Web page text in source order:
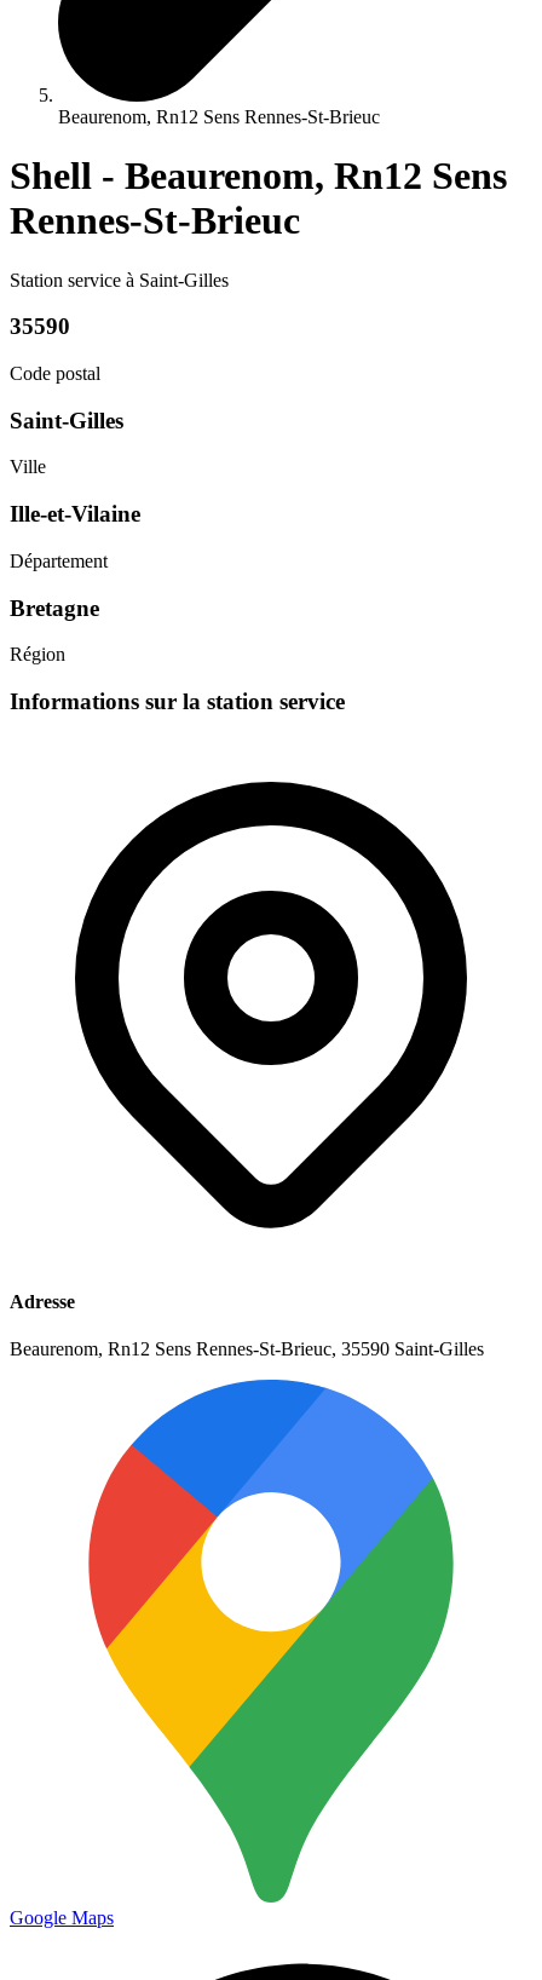
Beaurenom, Rn12 Sens Rennes-St-Brieuc
Shell - Beaurenom, Rn12 Sens
Rennes-St-Brieuc
Station service à Saint-Gilles
35590
Code postal
Saint-Gilles
Ville
Ille-et-Vilaine
Département
Bretagne
Région
Informations sur la station service
Adresse
Beaurenom, Rn12 Sens Rennes-St-Brieuc, 35590 Saint-Gilles
Google Maps